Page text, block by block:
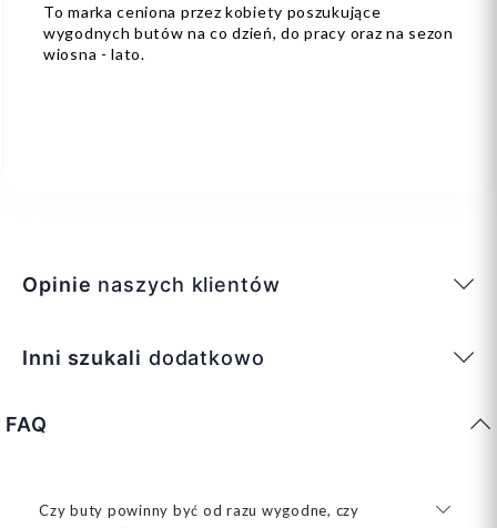
To marka ceniona przez kobiety poszukujące
wygodnych butów na co dzień, do pracy oraz na sezon
wiosna - lato.
Opinie naszych klientów
Inni szukali dodatkowo
FAQ
Czy buty powinny być od razu wygodne, czy